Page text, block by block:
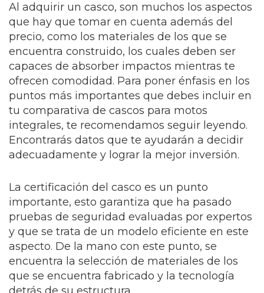
Al adquirir un casco, son muchos los aspectos
que hay que tomar en cuenta además del
precio, como los materiales de los que se
encuentra construido, los cuales deben ser
capaces de absorber impactos mientras te
ofrecen comodidad. Para poner énfasis en los
puntos más importantes que debes incluir en
tu comparativa de cascos para motos
integrales, te recomendamos seguir leyendo.
Encontrarás datos que te ayudarán a decidir
adecuadamente y lograr la mejor inversión.
La certificación del casco es un punto
importante, esto garantiza que ha pasado
pruebas de seguridad evaluadas por expertos
y que se trata de un modelo eficiente en este
aspecto. De la mano con este punto, se
encuentra la selección de materiales de los
que se encuentra fabricado y la tecnología